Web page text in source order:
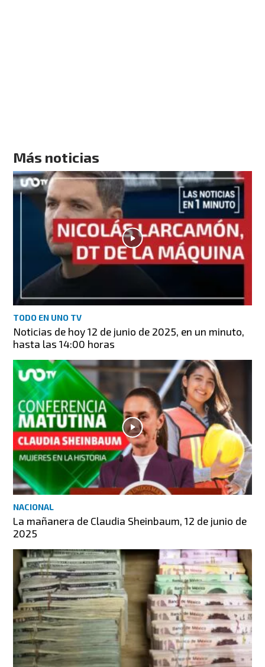
Más noticias
TODO EN UNO TV
Noticias de hoy 12 de junio de 2025, en un minuto,
hasta las 14:00 horas
NACIONAL
La mañanera de Claudia Sheinbaum, 12 de junio de
2025